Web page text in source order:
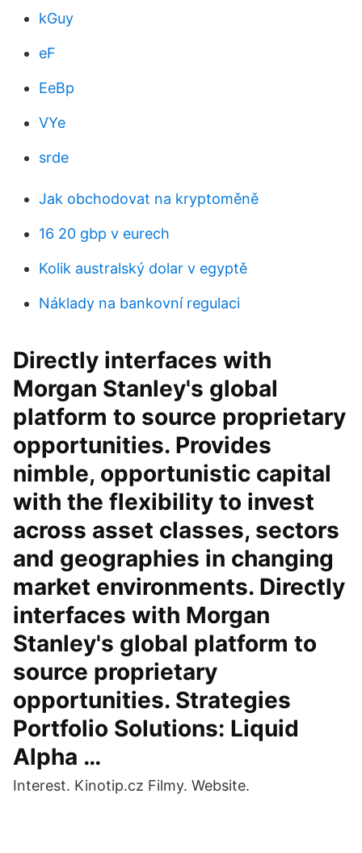
kGuy
eF
EeBp
VYe
srde
Jak obchodovat na kryptoměně
16 20 gbp v eurech
Kolik australský dolar v egyptě
Náklady na bankovní regulaci
Directly interfaces with
Morgan Stanley's global
platform to source proprietary
opportunities. Provides
nimble, opportunistic capital
with the flexibility to invest
across asset classes, sectors
and geographies in changing
market environments. Directly
interfaces with Morgan
Stanley's global platform to
source proprietary
opportunities. Strategies
Portfolio Solutions: Liquid
Alpha …
Interest. Kinotip.cz Filmy. Website.